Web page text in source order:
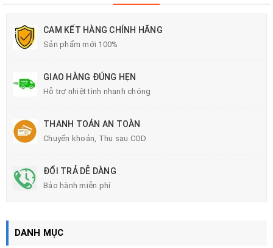
CAM KẾT HÀNG CHÍNH HÃNG
Sản phẩm mới 100%
GIAO HÀNG ĐÚNG HẸN
Hỗ trợ nhiệt tình nhanh chóng
THANH TOÁN AN TOÀN
Chuyển khoản, Thu sau COD
ĐỔI TRẢ DỄ DÀNG
Bảo hành miễn phí
DANH MỤC